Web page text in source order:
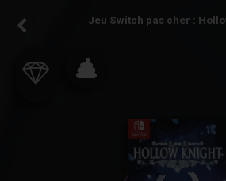
Jeu Switch pas cher :